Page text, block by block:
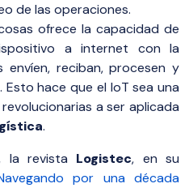
de las operaciones.
ofrece la capacidad de
a internet con la
reciban, procesen y
Esto hace que el IoT sea una
a ser aplicada
.
la revista Logistec, en su
por una década